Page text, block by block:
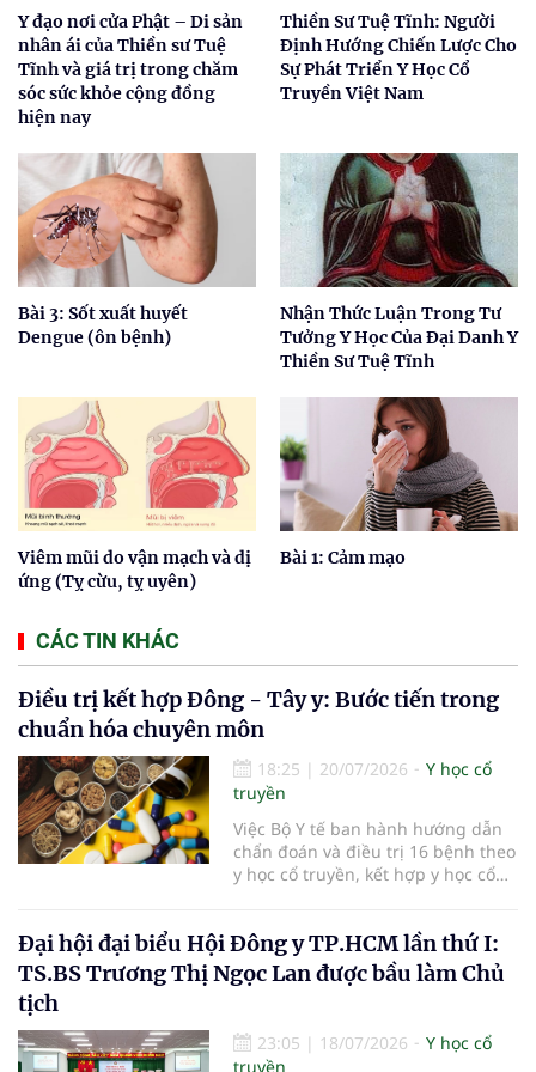
Y đạo nơi cửa Phật – Di sản
nhân ái của Thiền sư Tuệ
Tĩnh và giá trị trong chăm
sóc sức khỏe cộng đồng
hiện nay
Thiền Sư Tuệ Tĩnh: Người
Định Hướng Chiến Lược Cho
Sự Phát Triển Y Học Cổ
Truyền Việt Nam
Bài 3: Sốt xuất huyết
Dengue (ôn bệnh)
Nhận Thức Luận Trong Tư
Tưởng Y Học Của Đại Danh Y
Thiền Sư Tuệ Tĩnh
Viêm mũi do vận mạch và dị
ứng (Tỵ cừu, tỵ uyên)
Bài 1: Cảm mạo
CÁC TIN KHÁC
Điều trị kết hợp Đông - Tây y: Bước tiến trong
chuẩn hóa chuyên môn
18:25 | 20/07/2026
Y học cổ
truyền
Việc Bộ Y tế ban hành hướng dẫn
chẩn đoán và điều trị 16 bệnh theo
y học cổ truyền, kết hợp y học cổ
nhất cho các cơ sở khám, chữa
bệnh. Giá trị của tài liệu không chỉ
nằm ở việc mở rộng danh mục
đúng chỉ định, kiểm soát an toàn
và phát huy hợp lý thế mạnh của
Đại hội đại biểu Hội Đông y TP.HCM lần thứ I:
TS.BS Trương Thị Ngọc Lan được bầu làm Chủ
tịch
23:05 | 18/07/2026
Y học cổ
truyền